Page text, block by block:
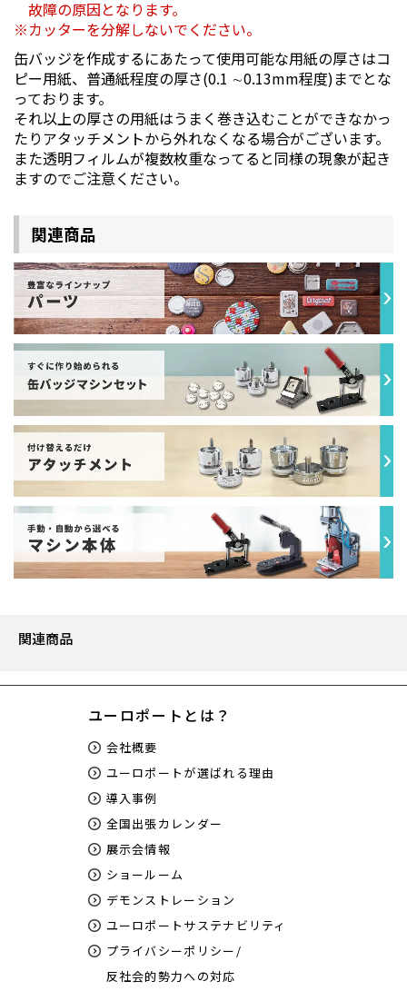
故障の原因となります。
カッターを分解しないでください。
缶バッジを作成するにあたって使用可能な用紙の厚さはコ
ピー用紙、普通紙程度の厚さ(0.1 ∼0.13mm程度)までとな
っております。
それ以上の厚さの用紙はうまく巻き込むことができなかっ
たりアタッチメントから外れなくなる場合がございます。
また透明フィルムが複数枚重なってると同様の現象が起き
ますのでご注意ください。
関連商品
関連商品
ユーロポートとは？
会社概要
ユーロポートが選ばれる理由
導入事例
全国出張カレンダー
展示会情報
ショールーム
デモンストレーション
ユーロポートサステナビリティ
プライバシーポリシー/
反社会的勢力への対応